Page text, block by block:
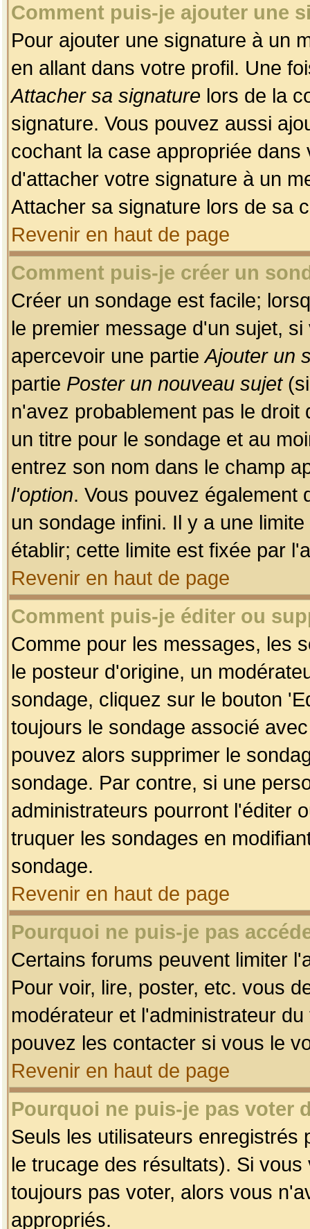
Comment puis-je ajouter une
Pour ajouter une signature à un
en allant dans votre profil. Une
Attacher sa signature lors de la
signature. Vous pouvez aussi
cochant la case appropriée
d'attacher votre signature à un
Attacher sa signature lors de sa
Revenir en haut de page
Comment puis-je créer un
Créer un sondage est facile;
le premier message d'un sujet,
apercevoir une partieAjouter un
partie Poster un nouveau sujet(si
n'avez probablement pas le
un titre pour le sondage et au
entrez son nom dans le champ
l'option. Vous pouvez également
un sondage infini. Il y a une
établir; cette limite est fixée par
Revenir en haut de page
Comment puis-je éditer ou
Comme pour les messages, les
le posteur d'origine, un
sondage, cliquez sur le bouton
toujours le sondage associé
pouvez alors supprimer le
sondage. Par contre, si une
administrateurs pourront l'éditer
truquer les sondages en
sondage.
Revenir en haut de page
Pourquoi ne puis-je pas
Certains forums peuvent limiter
Pour voir, lire, poster, etc. vous
modérateur et l'administrateur
pouvez les contacter si vous le
Revenir en haut de page
Pourquoi ne puis-je pas voter
Seuls les utilisateurs enregistrés
le trucage des résultats). Si
toujours pas voter, alors vous
appropriés.